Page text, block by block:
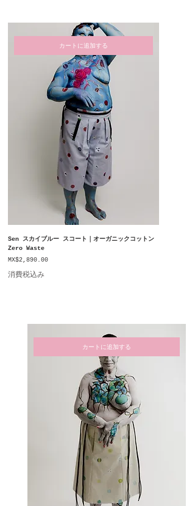
カートに追加する
Sen スカイブルー スコート｜オーガニックコットン
Zero Waste
価格
MX$2,890.00
消費税込み
カートに追加する